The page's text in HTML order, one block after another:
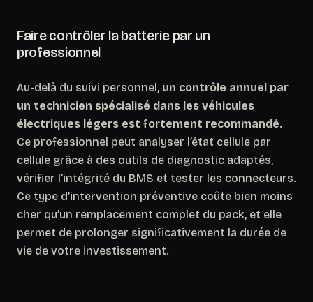
Faire contrôler la batterie par un
professionnel
Au-delà du suivi personnel, un contrôle annuel par
un technicien spécialisé dans les véhicules
électriques légers est fortement recommandé.
Ce professionnel peut analyser l’état cellule par
cellule grâce à des outils de diagnostic adaptés,
vérifier l’intégrité du BMS et tester les connecteurs.
Ce type d’intervention préventive coûte bien moins
cher qu’un remplacement complet du pack, et elle
permet de prolonger significativement la durée de
vie de votre investissement.